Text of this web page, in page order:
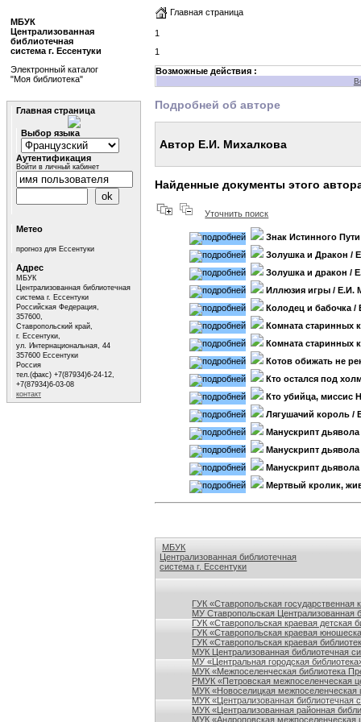
Главная страница
1
1
Возможные действия :
Подробней об авторе
Автор Е.И. Михалкова
Найденные документы этого
Уточнить поиск
Знак Истинного Пути
Золушка и Дракон /
Золушка и дракон /
Иллюзия игры / Е.И.
Колодец и бабочка /
Комната старинных
Комната старинных
Котов обижать не
Кто остался под
Кто убийца, миссис
Лягушачий король /
Манускрипт дьявола
Манускрипт дьявола
Манускрипт дьявола
Мертвый кролик,
МБУК
Централизованная библиотечная
система г. Ессентуки
ГУК «Ставропольская
МУ Ставропольская Централизованная
ГУК «Ставропольская краевая детская
ГУК «Ставропольская краевая
ГУК «Ставропольская краевая
МУК Централизованная библиотечная
МУ «Центральная городская
МУК «Межпоселенческая библиотека
РМУК «Петровская межпоселенческая
МУК «Новоселицкая межпоселенческая
МУК «Централизованная библиотечная
МУК «Централизованная районная
МУК «Андроповская межпоселенческая
МБУК
Централизованная
библиотечная
система г. Ессентуки
Электронный каталог
"Моя библиотека"
Главная страница
Выбор языка
Аутентификация
Войти в личный кабинет
Метео
прогноз для Ессентуки
Адрес
МБУК
Централизованная библиотечная
система г. Ессентуки
Российская Федерация,
357600,
Ставропольский край,
г. Ессентуки,
ул. Интернациональная, 44
357600 Ессентуки
Россия
тел.(факс) +7(87934)6-24-12,
+7(87934)6-03-08
контакт